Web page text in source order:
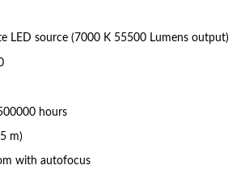
LED source (7000 K 55500 Lumens output)
hours
m)
with autofocus